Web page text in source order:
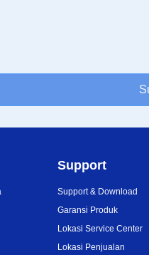
Support
Support & Download
Garansi Produk
Lokasi Service Center
Lokasi Penjualan